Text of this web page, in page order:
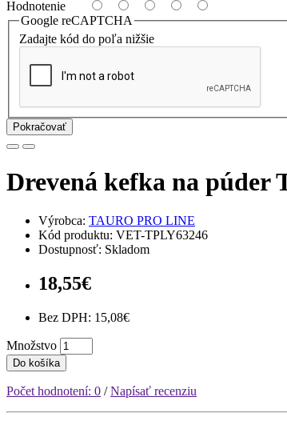
Hodnotenie
Google reCAPTCHA
Zadajte kód do poľa nižšie
Pokračovať
Drevená kefka na púder
Výrobca: TAURO PRO LINE
Kód produktu: VET-TPLY63246
Dostupnosť: Skladom
18,55€
Bez DPH: 15,08€
Množstvo
Do košíka
Počet hodnotení: 0 /Napísať recenziu